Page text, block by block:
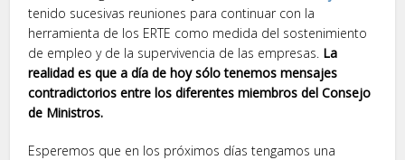
tenido sucesivas reuniones para continuar con la
herramienta de los ERTE como medida del sostenimiento
de empleo y de la supervivencia de las empresas. La
realidad es que a día de hoy sólo tenemos mensajes
contradictorios entre los diferentes miembros del Consejo
de Ministros.
Esperemos que en los próximos días tengamos una